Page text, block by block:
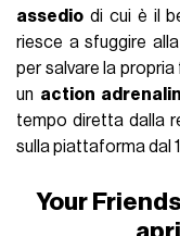
assedio di cui è il
riesce a sfuggire
per salvare la
un action
tempo diretta dalla
sulla piattaforma dal
Your